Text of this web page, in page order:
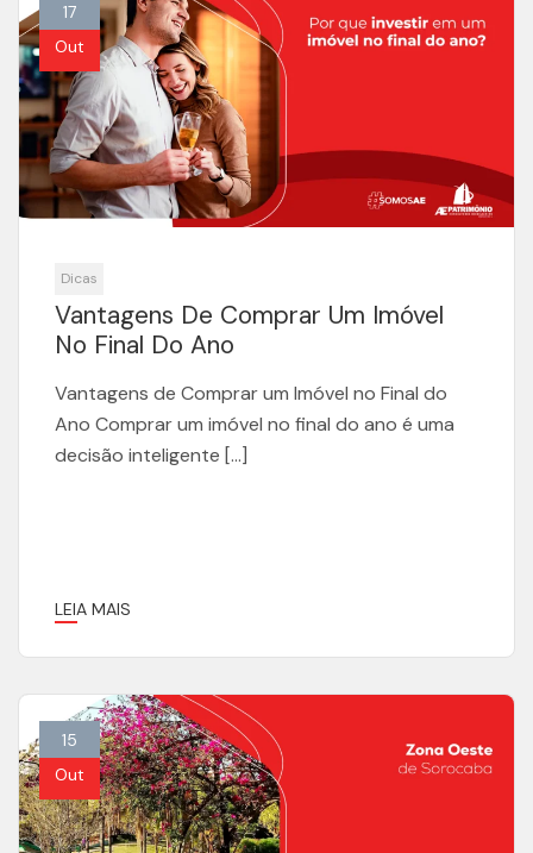
17
Out
Dicas
Vantagens De Comprar Um Imóvel
No Final Do Ano
Vantagens de Comprar um Imóvel no Final do
Ano Comprar um imóvel no final do ano é uma
decisão inteligente […]
LEIA MAIS
15
Out